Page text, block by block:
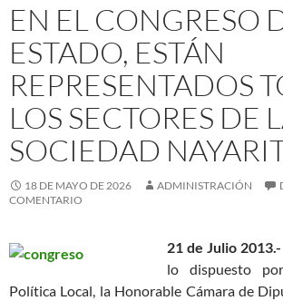
EN EL CONGRESO
ESTADO, ESTÁN
REPRESENTADOS
LOS SECTORES DE
SOCIEDAD
18 DE MAYO DE 2026 ADMINISTRACIÓN
COMENTARIO
21 de Julio 2013.-
lo dispuesto
Política Local, la Honorable Cámara de